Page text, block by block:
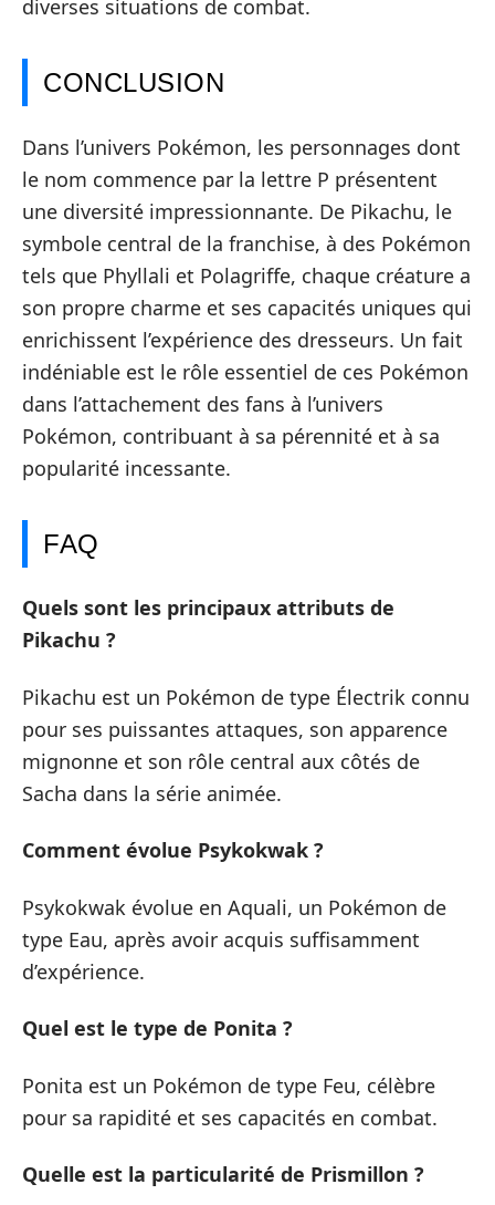
diverses situations de combat.
CONCLUSION
Dans l’univers Pokémon, les personnages dont
le nom commence par la lettre P présentent
une diversité impressionnante. De Pikachu, le
symbole central de la franchise, à des Pokémon
tels que Phyllali et Polagriffe, chaque créature a
son propre charme et ses capacités uniques qui
enrichissent l’expérience des dresseurs. Un fait
indéniable est le rôle essentiel de ces Pokémon
dans l’attachement des fans à l’univers
Pokémon, contribuant à sa pérennité et à sa
popularité incessante.
FAQ
Quels sont les principaux attributs de
Pikachu ?
Pikachu est un Pokémon de type Électrik connu
pour ses puissantes attaques, son apparence
mignonne et son rôle central aux côtés de
Sacha dans la série animée.
Comment évolue Psykokwak ?
Psykokwak évolue en Aquali, un Pokémon de
type Eau, après avoir acquis suffisamment
d’expérience.
Quel est le type de Ponita ?
Ponita est un Pokémon de type Feu, célèbre
pour sa rapidité et ses capacités en combat.
Quelle est la particularité de Prismillon ?